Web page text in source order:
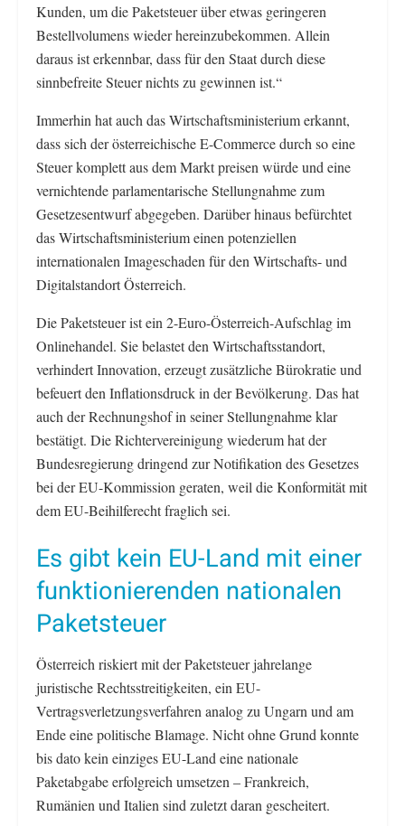
Kunden, um die Paketsteuer über etwas geringeren
Bestellvolumens wieder hereinzubekommen. Allein
daraus ist erkennbar, dass für den Staat durch diese
sinnbefreite Steuer nichts zu gewinnen ist.“
Immerhin hat auch das Wirtschaftsministerium erkannt,
dass sich der österreichische E-Commerce durch so eine
Steuer komplett aus dem Markt preisen würde und eine
vernichtende parlamentarische Stellungnahme zum
Gesetzesentwurf abgegeben. Darüber hinaus befürchtet
das Wirtschaftsministerium einen potenziellen
internationalen Imageschaden für den Wirtschafts- und
Digitalstandort Österreich.
Die Paketsteuer ist ein 2-Euro-Österreich-Aufschlag im
Onlinehandel. Sie belastet den Wirtschaftsstandort,
verhindert Innovation, erzeugt zusätzliche Bürokratie und
befeuert den Inflationsdruck in der Bevölkerung. Das hat
auch der Rechnungshof in seiner Stellungnahme klar
bestätigt. Die Richtervereinigung wiederum hat der
Bundesregierung dringend zur Notifikation des Gesetzes
bei der EU-Kommission geraten, weil die Konformität mit
dem EU-Beihilferecht fraglich sei.
Es gibt kein EU-Land mit einer
funktionierenden nationalen
Paketsteuer
Österreich riskiert mit der Paketsteuer jahrelange
juristische Rechtsstreitigkeiten, ein EU-
Vertragsverletzungsverfahren analog zu Ungarn und am
Ende eine politische Blamage. Nicht ohne Grund konnte
bis dato kein einziges EU-Land eine nationale
Paketabgabe erfolgreich umsetzen – Frankreich,
Rumänien und Italien sind zuletzt daran gescheitert.